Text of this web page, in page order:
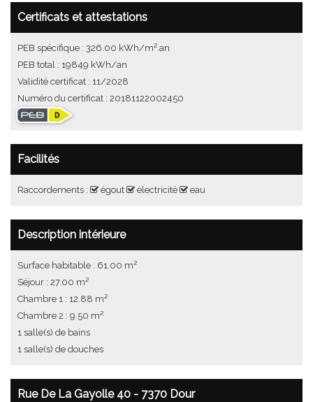
Certificats et attestations
PEB spécifique : 326.00 kWh/m².an
PEB total : 19849 kWh/an
Validité certificat : 11/2028
Numéro du certificat : 20181122002450
Facilités
Raccordements : égout électricité eau
Description intérieure
Surface habitable : 61.00 m²
Séjour : 27.00 m²
Chambre 1 : 12.88 m²
Chambre 2 : 9.50 m²
1 salle(s) de bains
1 salle(s) de douches
Rue De La Gayolle 40 - 7370 Dour